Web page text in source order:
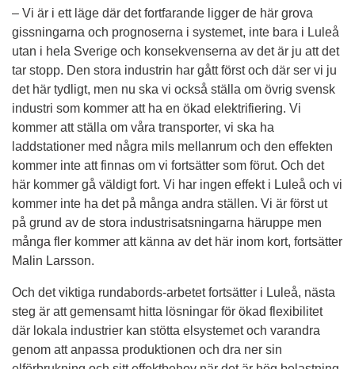
– Vi är i ett läge där det fortfarande ligger de här grova
gissningarna och prognoserna i systemet, inte bara i Luleå
utan i hela Sverige och konsekvenserna av det är ju att det
tar stopp. Den stora industrin har gått först och där ser vi ju
det här tydligt, men nu ska vi också ställa om övrig svensk
industri som kommer att ha en ökad elektrifiering. Vi
kommer att ställa om våra transporter, vi ska ha
laddstationer med några mils mellanrum och den effekten
kommer inte att finnas om vi fortsätter som förut. Och det
här kommer gå väldigt fort. Vi har ingen effekt i Luleå och vi
kommer inte ha det på många andra ställen. Vi är först ut
på grund av de stora industrisatsningarna häruppe men
många fler kommer att känna av det här inom kort, fortsätter
Malin Larsson.
Och det viktiga rundabords-arbetet fortsätter i Luleå, nästa
steg är att gemensamt hitta lösningar för ökad flexibilitet
där lokala industrier kan stötta elsystemet och varandra
genom att anpassa produktionen och dra ner sin